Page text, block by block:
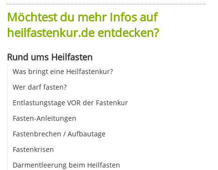
Möchtest du mehr Infos auf
heilfastenkur.de entdecken?
Rund ums Heilfasten
Was bringt eine Heilfastenkur?
Wer darf fasten?
Entlastungstage VOR der Fastenkur
Fasten-Anleitungen
Fastenbrechen / Aufbautage
Fastenkrisen
Darmentleerung beim Heilfasten